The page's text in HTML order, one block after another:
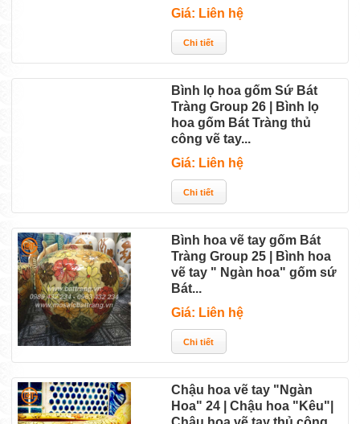
Giá: Liên hệ
Bình lọ hoa gốm Sứ Bát
Tràng Group 26 | Bình lọ
hoa gốm Bát Tràng thủ
công vẽ tay...
Giá: Liên hệ
Bình hoa vẽ tay gốm Bát
Tràng Group 25 | Bình hoa
vẽ tay " Ngàn hoa" gốm sứ
Bát...
Giá: Liên hệ
Chậu hoa vẽ tay "Ngàn
Hoa" 24 | Chậu hoa "Kêu"|